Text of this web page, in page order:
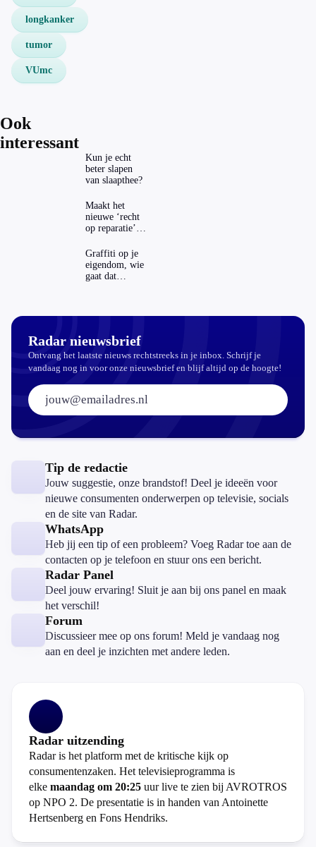
longkanker
tumor
VUmc
Ook
interessant
Kun je echt
beter slapen
van slaapthee?
Maakt het
nieuwe ‘recht
op reparatie’
echt
aantrekkelijker?
Graffiti op je
eigendom, wie
gaat dat
Radar nieuwsbrief
Ontvang het laatste nieuws rechtstreeks in je inbox. Schrijf je
vandaag nog in voor onze nieuwsbrief en blijf altijd op de hoogte!
E-mailadres:
Tip de redactie
Jouw suggestie, onze brandstof! Deel je ideeën voor
nieuwe consumenten onderwerpen op televisie, socials
en de site van Radar.
WhatsApp
Heb jij een tip of een probleem? Voeg Radar toe aan de
contacten op je telefoon en stuur ons een bericht.
Radar Panel
Deel jouw ervaring! Sluit je aan bij ons panel en maak
het verschil!
Forum
Discussieer mee op ons forum! Meld je vandaag nog
aan en deel je inzichten met andere leden.
Radar uitzending
Radar is het platform met de kritische kijk op
consumentenzaken. Het televisieprogramma is
elke maandag om 20:25 uur live te zien bij AVROTROS
op NPO 2. De presentatie is in handen van Antoinette
Hertsenberg en Fons Hendriks.